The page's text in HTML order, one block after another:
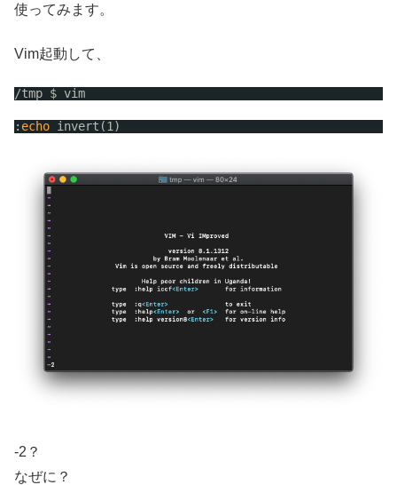
使ってみます。
Vim起動して、
/tmp $ vim
: echo invert(1)
-2？
なぜに？